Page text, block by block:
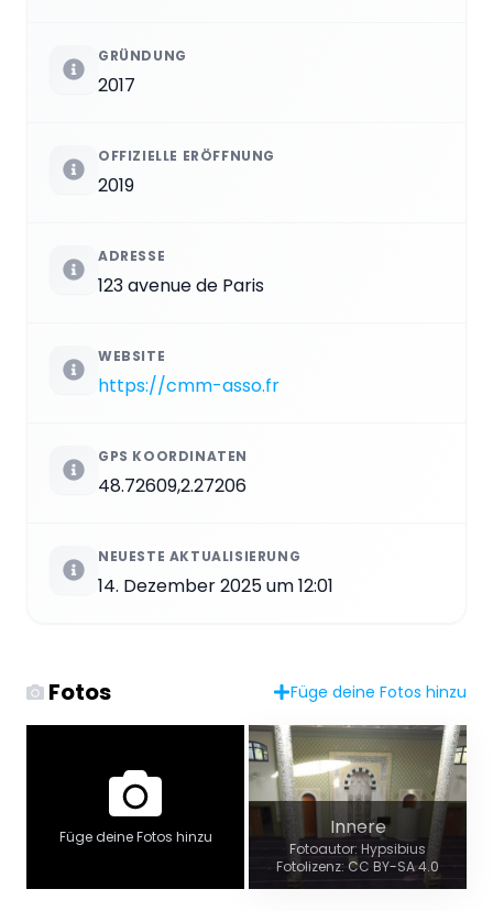
GRÜNDUNG
2017
OFFIZIELLE ERÖFFNUNG
2019
ADRESSE
123 avenue de Paris
WEBSITE
https://cmm-asso.fr
GPS KOORDINATEN
48.72609,2.27206
NEUESTE AKTUALISIERUNG
14. Dezember 2025 um 12:01
Fotos Füge deine Fotos hinzu
Füge deine Fotos hinzu Innere
Fotoautor: Hypsibius
Fotolizenz: CC BY-SA 4.0